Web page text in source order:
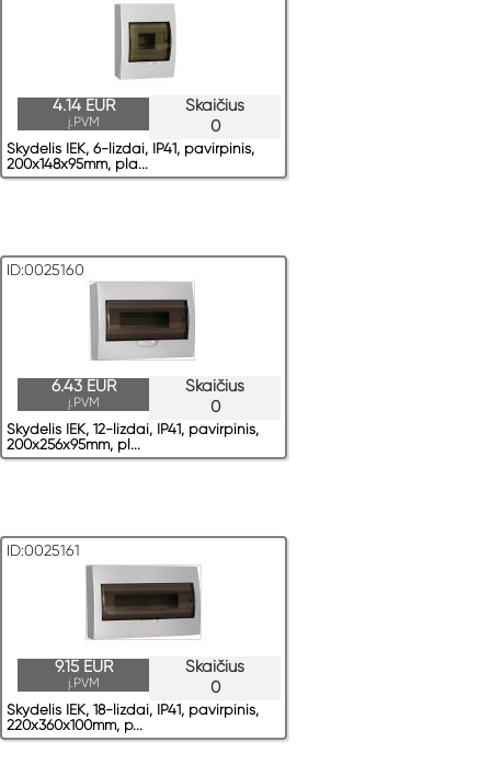
Skaičius
0
4.14 EUR
į.PVM
Skydelis IEK, 6-lizdai, IP41, pavirрinis,
200x148x95mm, pla...
ID:0025160
Skaičius
0
6.43 EUR
į.PVM
Skydelis IEK, 12-lizdai, IP41, pavirрinis,
200x256x95mm, pl...
ID:0025161
Skaičius
0
9.15 EUR
į.PVM
Skydelis IEK, 18-lizdai, IP41, pavirрinis,
220x360x100mm, p...